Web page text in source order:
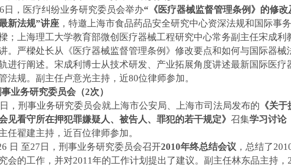
日，医疗纠纷业务研究委员会举办“《医疗器械监督管理条例》的修改
新法规”讲座 ，特邀上海市食品药品安全研究中心资深法规和国际事
；上海理工大学教育部微创医疗器械工程研究中心常务副主任宋成利
。严樑处长从《医疗器械监督管理条例》修改要点和如何与国际器械
进行阐述。宋成利博士从技术研发、产业拓展角度讲述最新国际医疗
法规。副主任卢意光主持，近80位律师参加。
事业务研究委员会（2次）
日，刑事业务研究委员会就上海市公安局、上海市司法局发布的 《关于
见看守所在押犯罪嫌疑人、被告人、罪犯的若干规定》 召集学习讨论
任翟建主持，近百位律师参加。
日 至27 日，刑事业务研究委员会召开2010年终总结会议 ，总结了
会的工作，并对2011年的工作计划提出了建议。副主任林东品主持，